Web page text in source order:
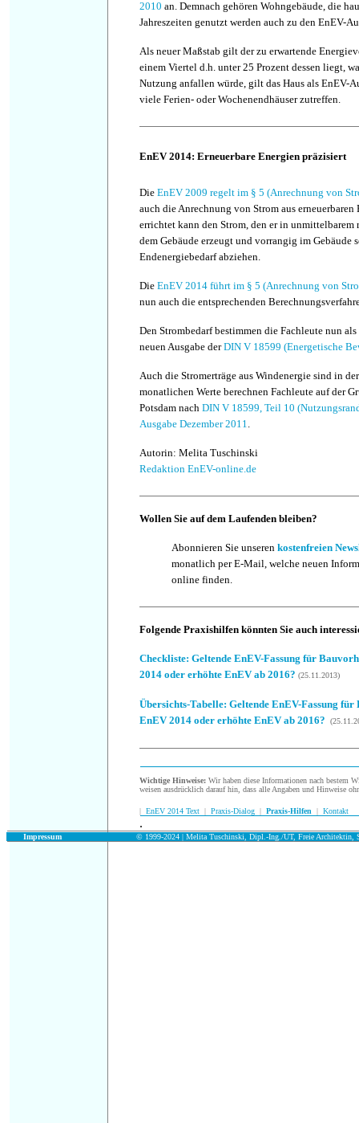
2010 an. Demnach gehören Wohngebäude, die
Jahreszeiten genutzt werden auch zu den EnEV-
Als neuer Maßstab gilt der zu erwartende
einem Viertel d.h. unter 25 Prozent dessen liegt,
Nutzung anfallen würde, gilt das Haus als EnEV-
viele Ferien- oder Wochenendhäuser zutreffen.
EnEV 2014: Erneuerbare Energien präzisiert
Die EnEV 2009 regelt im § 5 (Anrechnung von
auch die Anrechnung von Strom aus erneuerbaren
errichtet kann den Strom, den er in unmittelbarem
dem Gebäude erzeugt und vorrangig im Gebäude
Endenergiebedarf abziehen.
Die EnEV 2014 führt im § 5 (Anrechnung von
nun auch die entsprechenden
Den Strombedarf bestimmen die Fachleute nun
neuen Ausgabe derDIN V 18599 (Energetische
Auch die Stromerträge aus Windenergie sind in
monatlichen Werte berechnen Fachleute auf der
Potsdam nach DIN V 18599, Teil 10
Ausgabe Dezember 2011.
Autorin: Melita Tuschinski
Redaktion EnEV-online.de
Wollen Sie auf dem Laufenden bleiben?
Abonnieren Sie unseren kostenfreien
monatlich per E-Mail, welche neuen
online finden.
Folgende Praxishilfen könnten Sie auch
Checkliste: Geltende EnEV-Fassung für
2014 oder erhöhte EnEV ab 2016? (25.11.2013)
Übersichts-Tabelle: Geltende EnEV-Fassung
EnEV 2014 oder erhöhte EnEV ab 2016?
Wichtige Hinweise: Wir haben diese Informationen nach bestem
weisen ausdrücklich darauf hin, dass alle Angaben und Hinweise
| EnEV 2014 Text | Praxis-Dialog | Praxis-Hilfen | Kontakt
.
Impressum © 1999-2024 | Melita Tuschinski, Dipl.-Ing./UT, Freie Architektin,